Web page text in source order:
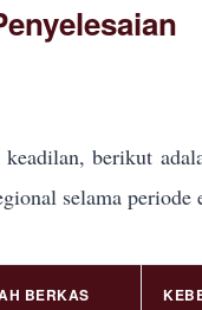
berikut
selama periode
BERKAS